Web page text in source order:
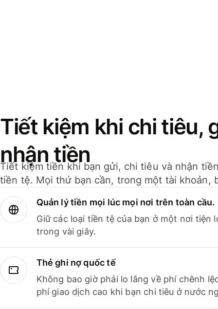
Tiết kiệm khi chi tiêu,
nhận tiền
Tiết kiệm tiền khi bạn gửi, chi tiêu và nhận
tiền tệ. Mọi thứ bạn cần, trong một tài khoản,
Quản lý tiền mọi lúc mọi nơi trên toàn cầu.
Giữ các loại tiền tệ của bạn ở một nơi tiện
trong vài giây.
Thẻ ghi nợ quốc tế
Không bao giờ phải lo lắng về phí chênh
phí giao dịch cao khi bạn chi tiêu ở nước